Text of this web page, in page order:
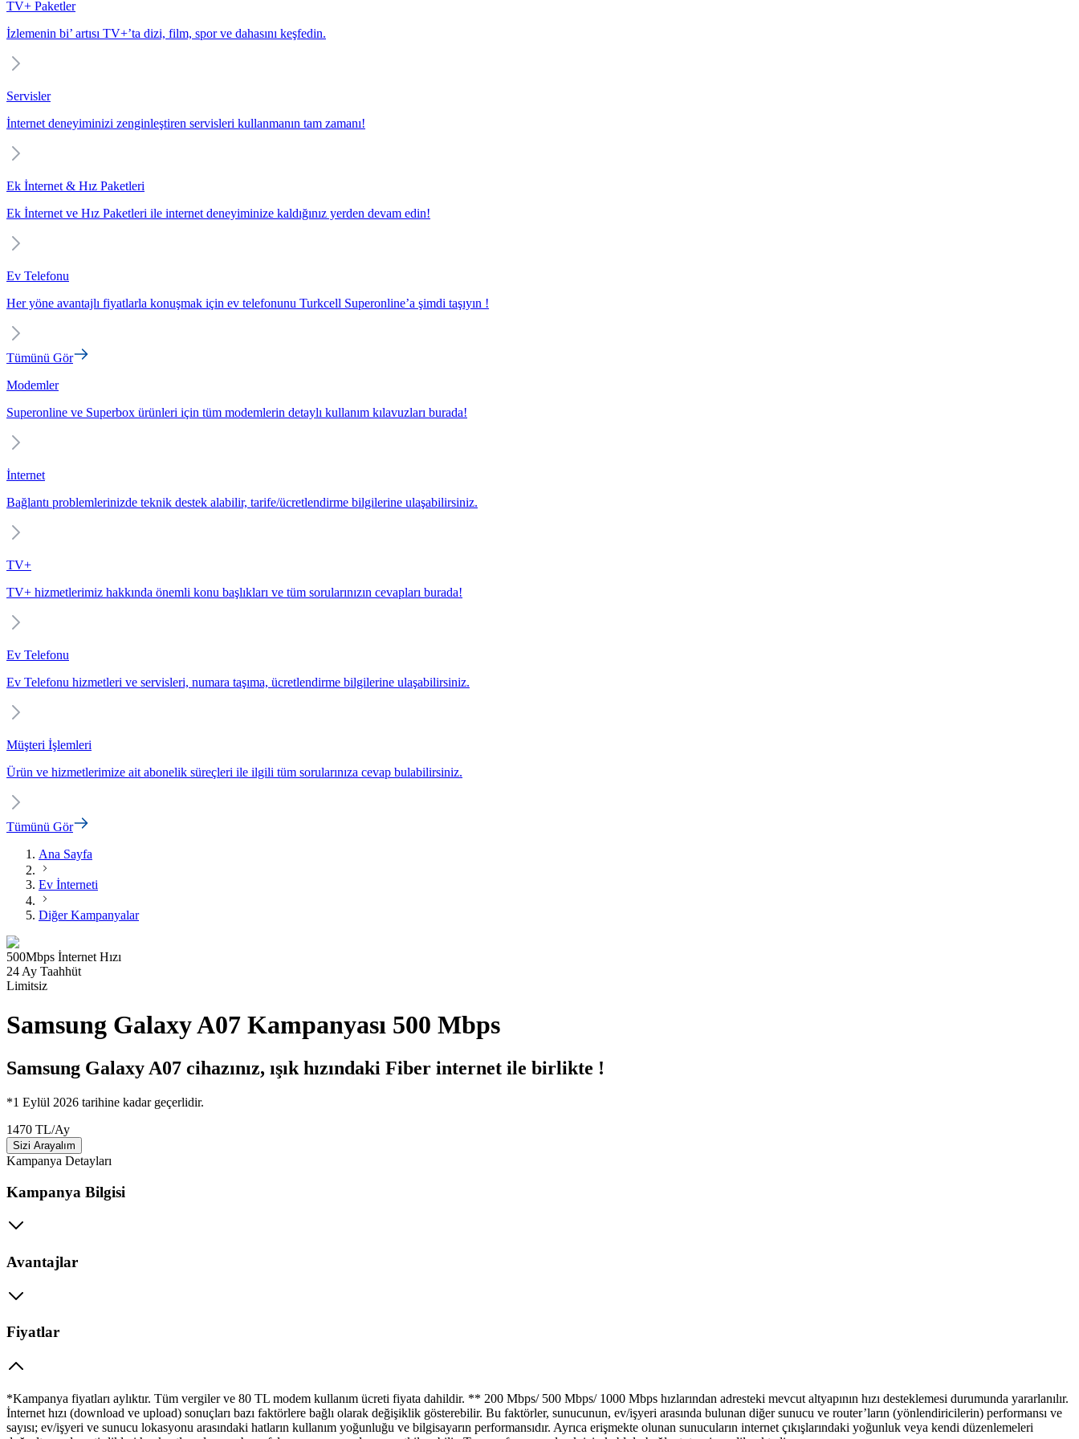
TV+ Paketler
İzlemenin bi’ artısı TV+’ta dizi, film, spor ve dahasını keşfedin.
Servisler
İnternet deneyiminizi zenginleştiren servisleri kullanmanın tam zamanı!
Ek İnternet & Hız Paketleri
Ek İnternet ve Hız Paketleri ile internet deneyiminize kaldığınız yerden devam edin!
Ev Telefonu
Her yöne avantajlı fiyatlarla konuşmak için ev telefonunu Turkcell Superonline’a şimdi taşıyın !
Tümünü Gör
Modemler
Superonline ve Superbox ürünleri için tüm modemlerin detaylı kullanım kılavuzları burada!
İnternet
Bağlantı problemlerinizde teknik destek alabilir, tarife/ücretlendirme bilgilerine ulaşabilirsiniz.
TV+
TV+ hizmetlerimiz hakkında önemli konu başlıkları ve tüm sorularınızın cevapları burada!
Ev Telefonu
Ev Telefonu hizmetleri ve servisleri, numara taşıma, ücretlendirme bilgilerine ulaşabilirsiniz.
Müşteri İşlemleri
Ürün ve hizmetlerimize ait abonelik süreçleri ile ilgili tüm sorularınıza cevap bulabilirsiniz.
Tümünü Gör
Ana Sayfa
Ev İnterneti
Diğer Kampanyalar
500Mbps İnternet Hızı
24 Ay Taahhüt
Limitsiz
Samsung Galaxy A07 Kampanyası 500 Mbps
Samsung Galaxy A07 cihazınız, ışık hızındaki Fiber internet ile birlikte !
*1 Eylül 2026 tarihine kadar geçerlidir.
1470 TL/Ay
Sizi Arayalım
Kampanya Detayları
Kampanya Bilgisi
Avantajlar
Fiyatlar
*Kampanya fiyatları aylıktır. Tüm vergiler ve 80 TL modem kullanım ücreti fiyata dahildir. ** 200 Mbps/ 500 Mbps/ 1000 Mbps hızlarından adresteki mevcut altyapının hızı desteklemesi durumunda yararlanılır.
İnternet hızı (download ve upload) sonuçları bazı faktörlere bağlı olarak değişiklik gösterebilir. Bu faktörler, sunucunun, ev/işyeri arasında bulunan diğer sunucu ve router’ların (yönlendiricilerin) performansı ve
sayısı; ev/işyeri ve sunucu lokasyonu arasındaki hatların kullanım yoğunluğu ve bilgisayarın performansıdır. Ayrıca erişmekte olunan sunucuların internet çıkışlarındaki yoğunluk veya kendi düzenlemeleri